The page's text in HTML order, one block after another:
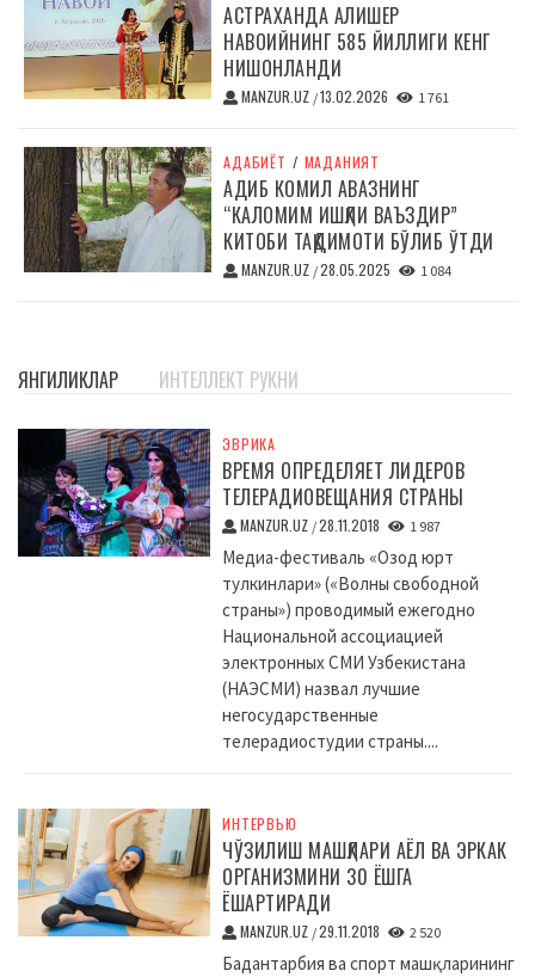
АСТРАХАНДА АЛИШЕР
НАВОИЙНИНГ 585 ЙИЛЛИГИ КЕНГ
НИШОНЛАНДИ
MANZUR.UZ /13.02.2026 1 761
АДАБИЁТ / МАДАНИЯТ
АДИБ КОМИЛ АВАЗНИНГ
“КАЛОМИМ ИШҚЛИ ВАЪЗДИР”
КИТОБИ ТАҚДИМОТИ БЎЛИБ ЎТДИ
MANZUR.UZ /28.05.2025 1 084
ЯНГИЛИКЛАР ИНТЕЛЛЕКТ РУКНИ
ЭВРИКА
ВРЕМЯ ОПРЕДЕЛЯЕТ ЛИДЕРОВ
ТЕЛЕРАДИОВЕЩАНИЯ СТРАНЫ
MANZUR.UZ /28.11.2018 1 987
Медиа-фестиваль «Озод юрт
тулкинлари» («Волны свободной
страны») проводимый ежегодно
Национальной ассоциацией
электронных СМИ Узбекистана
(НАЭСМИ) назвал лучшие
негосударственные
телерадиостудии страны....
ИНТЕРВЬЮ
ЧЎЗИЛИШ МАШҚЛАРИ АЁЛ ВА ЭРКАК
ОРГАНИЗМИНИ 30 ЁШГА
ЁШАРТИРАДИ
MANZUR.UZ /29.11.2018 2 520
Бадантарбия ва спорт машқларининг